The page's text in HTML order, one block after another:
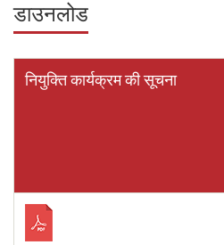
डाउनलोड
नियुक्ति कार्यक्रम की सूचना